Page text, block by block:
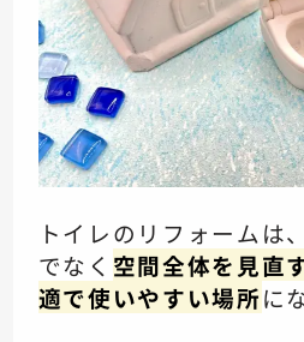
トイレのリフォームは
でなく 空間全体を見直
適で使いやすい場所に